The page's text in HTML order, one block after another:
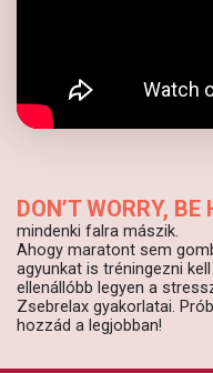
DON’T WORRY, BE
mindenki falra mászik.
Ahogy maratont sem
agyunkat is tréningezni
ellenállóbb legyen a
Zsebrelax gyakorlatai.
hozzád a legjobban!